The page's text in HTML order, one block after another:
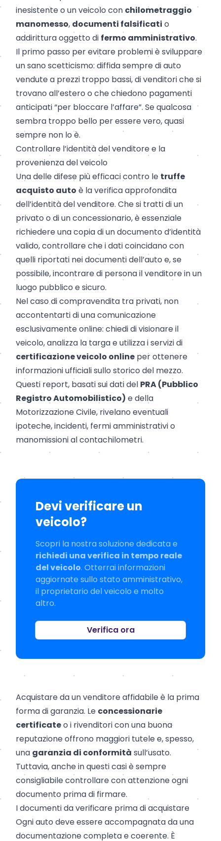
inesistente o un veicolo con chilometraggio
manomesso, documenti falsificati o
addirittura oggetto di fermo amministrativo.
Il primo passo per evitare problemi è sviluppare
un sano scetticismo: diffida sempre di auto
vendute a prezzi troppo bassi, di venditori che si
trovano all’estero o che chiedono pagamenti
anticipati “per bloccare l’affare”. Se qualcosa
sembra troppo bello per essere vero, quasi
sempre non lo è.
Controllare l’identità del venditore e la
provenienza del veicolo
Una delle difese più efficaci contro le truffe
acquisto auto è la verifica approfondita
dell’identità del venditore. Che si tratti di un
privato o di un concessionario, è essenziale
richiedere una copia di un documento d’identità
valido, controllare che i dati coincidano con
quelli riportati nei documenti dell’auto e, se
possibile, incontrare di persona il venditore in un
luogo pubblico e sicuro.
Nel caso di compravendita tra privati, non
accontentarti di una comunicazione
esclusivamente online: chiedi di visionare il
veicolo, analizza la targa e utilizza i servizi di
certificazione veicolo online per ottenere
informazioni ufficiali sullo storico del mezzo.
Questi report, basati sui dati del PRA (Pubblico
Registro Automobilistico) e della
Motorizzazione Civile, rivelano eventuali
ipoteche, incidenti, fermi amministrativi o
manomissioni al contachilometri.
Devi verificare un
veicolo?
Scopri la nostra soluzione dedicata e
richiedi una verifica in tempo reale
del veicolo. Otterrai informazioni
aggiornate sullo stato amministrativo,
il proprietario del veicolo e molto
altro.
Verifica ora
Acquistare da un venditore affidabile è la prima
forma di garanzia. Le concessionarie
certificateo i rivenditori con una buona
reputazione offrono maggiori tutele e, spesso,
una garanzia di conformità sull’usato.
Tuttavia, anche in questi casi è sempre
consigliabile controllare con attenzione ogni
documento prima di firmare.
I documenti da verificare prima di acquistare
Ogni auto deve essere accompagnata da una
documentazione completa e coerente. È